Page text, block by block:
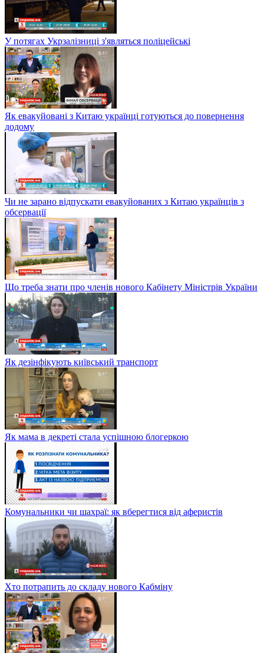
У потягах Укрзалізниці з'являться поліцейські
Як евакуйовані з Китаю українці готуються до повернення
додому
Чи не зарано відпускати евакуйованих з Китаю українців з
обсервації
Що треба знати про членів нового Кабінету Міністрів України
Як дезінфікують київський транспорт
Як мама в декреті стала успішною блогеркою
Комунальники чи шахраї: як вберегтися від аферистів
Хто потрапить до складу нового Кабміну